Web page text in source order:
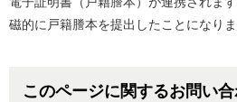
磁的に戸籍謄本を提出したことになりま
このページに関するお問い